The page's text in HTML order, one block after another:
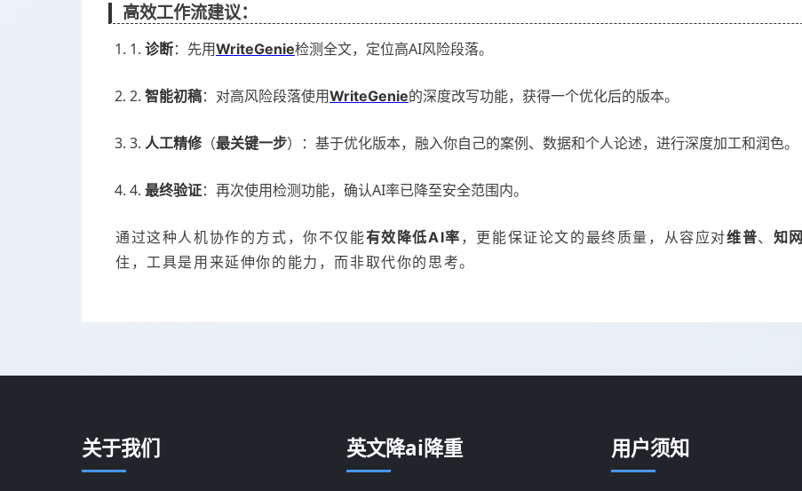
高效工作流建议：
1. 诊断：先用WriteGenie检测全文，定位高AI风险段落。
2. 智能初稿：对高风险段落使用WriteGenie的深度改写功能，获得一个优化后的版本。
3. 人工精修（最关键一步）：基于优化版本，融入你自己的案例、数据和个人论述，进行深度加工和润色。
4. 最终验证：再次使用检测功能，确认AI率已降至安全范围内。
通过这种人机协作的方式，你不仅能有效降低AI率 ，更能保证论文的最终质量，从容应对维普、 知网
住，工具是用来延伸你的能力，而非取代你的思考。
关于我们 英文降ai降重 用户须知